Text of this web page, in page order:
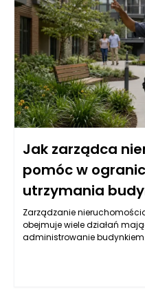
Jak zarządca
pomóc w
utrzymania
Zarządzanie
obejmuje wiele działań
administrowanie
kosztów utrzymania